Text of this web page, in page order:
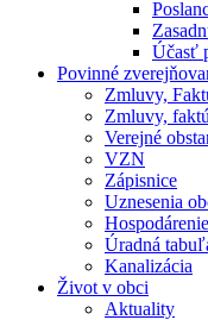
Účasť
Povinné
Zmluvy,
Zmluvy,
Verejné
VZN
Zápisnice
Uznesenia
Hospodárenie
Úradná
Kanalizácia
Život v obci
Aktuality